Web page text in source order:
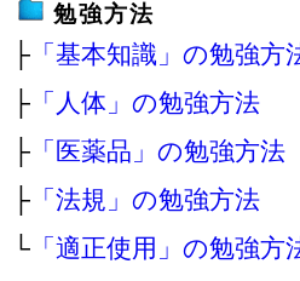
勉強方法
├ 「基本知識」の勉強方
├ 「人体」の勉強方法
├ 「医薬品」の勉強方法
├ 「法規」の勉強方法
└ 「適正使用」の勉強方